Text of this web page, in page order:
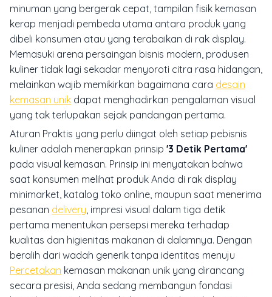
minuman yang bergerak cepat, tampilan fisik kemasan
kerap menjadi pembeda utama antara produk yang
dibeli konsumen atau yang terabaikan di rak display.
Memasuki arena persaingan bisnis modern, produsen
kuliner tidak lagi sekadar menyoroti citra rasa hidangan,
melainkan wajib memikirkan bagaimana cara desain
kemasan unik dapat menghadirkan pengalaman visual
yang tak terlupakan sejak pandangan pertama.
Aturan Praktis yang perlu diingat oleh setiap pebisnis
kuliner adalah menerapkan prinsip '3 Detik Pertama'
pada visual kemasan. Prinsip ini menyatakan bahwa
saat konsumen melihat produk Anda di rak display
minimarket, katalog toko online, maupun saat menerima
pesanan delivery, impresi visual dalam tiga detik
pertama menentukan persepsi mereka terhadap
kualitas dan higienitas makanan di dalamnya. Dengan
beralih dari wadah generik tanpa identitas menuju
Percetakan kemasan makanan unik yang dirancang
secara presisi, Anda sedang membangun fondasi